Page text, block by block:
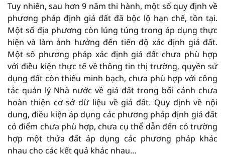
Tuy nhiên, sau hơn 9 năm thi hành, một số quy định về
phương pháp định giá đất đã bộc lộ hạn chế, tồn tại.
Một số địa phương còn lúng túng trong áp dụng thực
hiện và làm ảnh hưởng đến tiến độ xác định giá đất.
Một số phương pháp xác định giá đất chưa phù hợp
với điều kiện thực tế về thông tin thị trường, quyền sử
dụng đất còn thiếu minh bạch, chưa phù hợp với công
tác quản lý Nhà nước về giá đất trong bối cảnh chưa
hoàn thiện cơ sở dữ liệu về giá đất. Quy định về nội
dung, điều kiện áp dụng các phương pháp định giá đất
có điểm chưa phù hợp, chưa cụ thể dẫn đến có trường
hợp một thửa đất áp dụng các phương pháp khác
nhau cho các kết quả khác nhau…